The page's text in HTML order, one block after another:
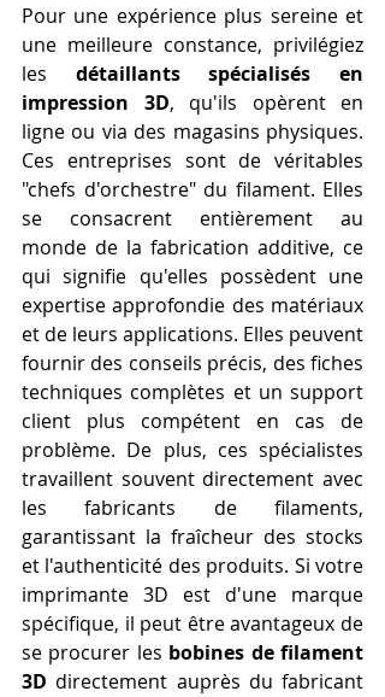
Pour une expérience plus sereine et
une meilleure constance, privilégiez
les détaillants spécialisés en
impression 3D, qu'ils opèrent en
ligne ou via des magasins physiques.
Ces entreprises sont de véritables
"chefs d'orchestre" du filament. Elles
se consacrent entièrement au
monde de la fabrication additive, ce
qui signifie qu'elles possèdent une
expertise approfondie des matériaux
et de leurs applications. Elles peuvent
fournir des conseils précis, des fiches
techniques complètes et un support
client plus compétent en cas de
problème. De plus, ces spécialistes
travaillent souvent directement avec
les fabricants de filaments,
garantissant la fraîcheur des stocks
et l'authenticité des produits. Si votre
imprimante 3D est d'une marque
spécifique, il peut être avantageux de
se procurer les bobines de filament
3D directement auprès du fabricant